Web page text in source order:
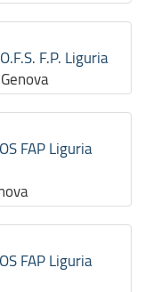
F.P. Liguria
FAP Liguria
FAP Liguria